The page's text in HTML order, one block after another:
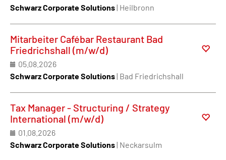
Schwarz Corporate Solutions| Heilbronn
Mitarbeiter Cafébar Restaurant Bad
Friedrichshall (m/w/d)
05.08.2026
Schwarz Corporate Solutions| Bad Friedrichshall
Tax Manager - Structuring / Strategy
International (m/w/d)
01.08.2026
Schwarz Corporate Solutions| Neckarsulm